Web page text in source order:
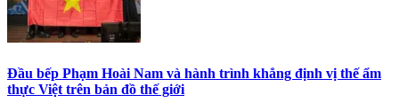
Đầu bếp Phạm Hoài Nam và hành trình khẳng định vị thế ẩm
thực Việt trên bản đồ thế giới